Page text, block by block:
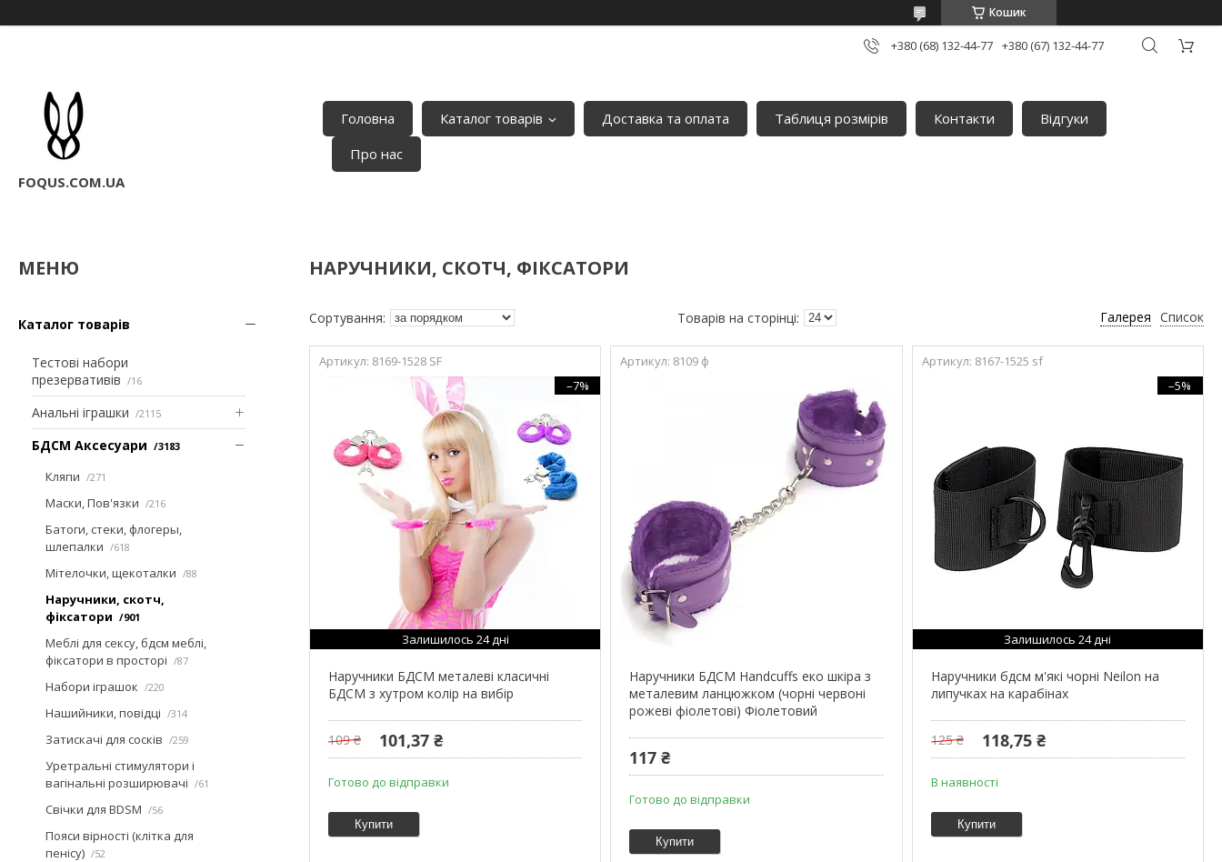
Кошик
+380 (68) 132-44-77 +380 (67) 132-44-77
FOQUS.COM.UA
Головна Каталог товарів Доставка та оплата Таблиця розмірів Контакти
Відгуки
Про нас
Каталог товарів
Тестові набори
презервативів
16
Анальні іграшки 2115
БДСМ Аксесуари 3183
Кляпи 271
Маски, Пов'язки 216
Батоги, стеки, флогеры,
шлепалки
618
Мітелочки, щекоталки 88
Наручники, скотч,
фіксатори
901
Меблі для сексу, бдсм меблі,
фіксатори в просторі
87
Набори іграшок 220
Нашийники, повідці 314
Затискачі для сосків 259
Уретральні стимулятори і
вагінальні розширювачі
61
Свічки для BDSM 56
Пояси вірності (клітка для
пенісу)
52
НАРУЧНИКИ, СКОТЧ, ФІКСАТОРИ
Галерея Список
8169-1528 SF
–7%
Залишилось 24 дні
Наручники БДСМ металеві класичні
БДСМ з хутром колір на вибір
109 ₴ 101,37 ₴
Готово до відправки
Купити
8109 ф
Наручники БДСМ Handcuffs еко шкіра з
металевим ланцюжком (чорні червоні
рожеві фіолетові) Фіолетовий
117 ₴
Готово до відправки
Купити
8167-1525 sf
–5%
Залишилось 24 дні
Наручники бдсм м'які чорні Neilon на
липучках на карабінах
125 ₴ 118,75 ₴
В наявності
Купити